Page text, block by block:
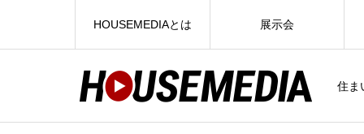
住ま
HOUSEMEDIAとは 展示会